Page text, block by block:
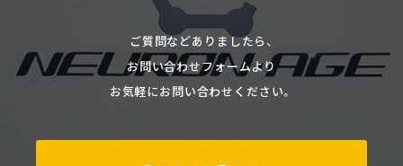
ご質問などありましたら、
お問い合わせフォームより
お気軽にお問い合わせください。